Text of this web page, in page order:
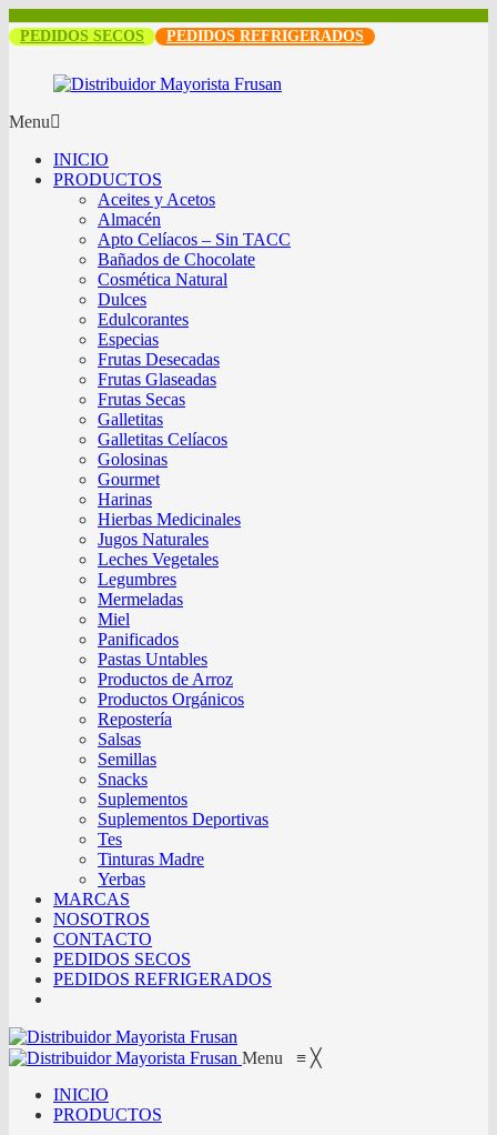
PEDIDOS SECOS PEDIDOS REFRIGERADOS
Menu
INICIO
PRODUCTOS
Aceites y Acetos
Almacén
Apto Celíacos – Sin TACC
Bañados de Chocolate
Cosmética Natural
Dulces
Edulcorantes
Especias
Frutas Desecadas
Frutas Glaseadas
Frutas Secas
Galletitas
Galletitas Celíacos
Golosinas
Gourmet
Harinas
Hierbas Medicinales
Jugos Naturales
Leches Vegetales
Legumbres
Mermeladas
Miel
Panificados
Pastas Untables
Productos de Arroz
Productos Orgánicos
Repostería
Salsas
Semillas
Snacks
Suplementos
Suplementos Deportivas
Tes
Tinturas Madre
Yerbas
MARCAS
NOSOTROS
CONTACTO
PEDIDOS SECOS
PEDIDOS REFRIGERADOS
Menu ≡ ╳
INICIO
PRODUCTOS